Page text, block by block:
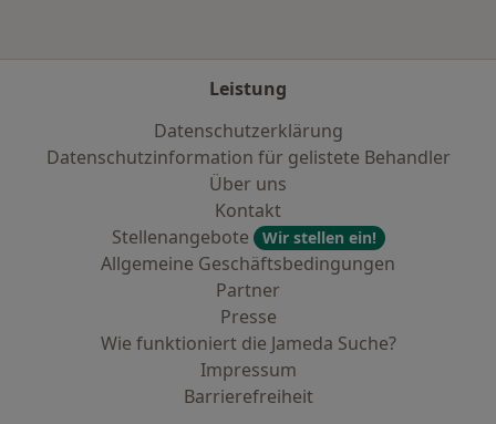
Leistung
Datenschutzerklärung
Datenschutzinformation für gelistete Behandler
Über uns
Kontakt
Stellenangebote
Wir stellen ein!
Allgemeine Geschäftsbedingungen
Partner
Presse
Wie funktioniert die Jameda Suche?
Impressum
Barrierefreiheit